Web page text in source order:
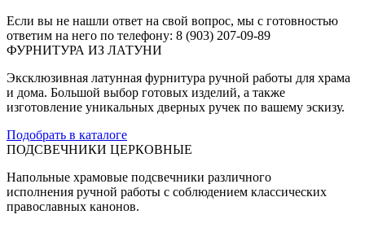
Если вы не нашли ответ на свой вопрос, мы с готовностью
ответим на него по телефону: 8 (903) 207-09-89
ФУРНИТУРА ИЗ ЛАТУНИ
Эксклюзивная латунная фурнитура ручной работы для храма
и дома. Большой выбор готовых изделий, а также
изготовление уникальных дверных ручек по вашему эскизу.
Подобрать в каталоге
ПОДСВЕЧНИКИ ЦЕРКОВНЫЕ
Напольные храмовые подсвечники различного
исполнения ручной работы с соблюдением классических
православных канонов.